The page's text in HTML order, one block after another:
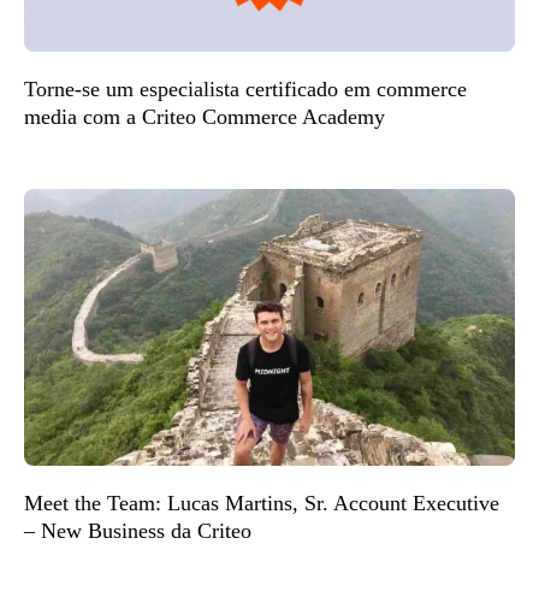
Torne-se um especialista certificado em commerce
media com a Criteo Commerce Academy
Meet the Team: Lucas Martins, Sr. Account Executive
– New Business da Criteo